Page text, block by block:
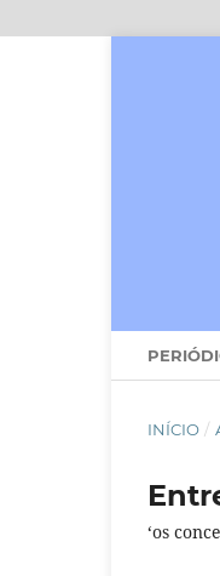
INÍCIO /
‘os